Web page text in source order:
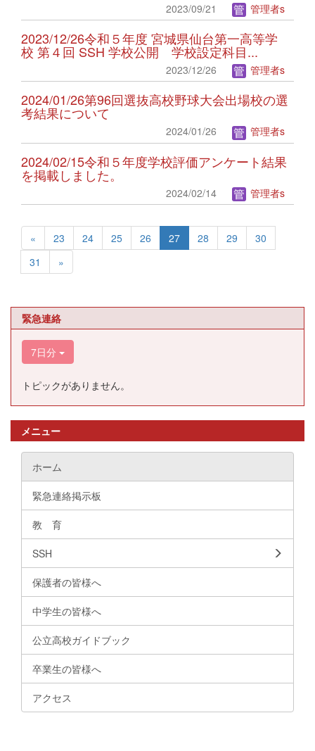
2023/09/21 管理者s
2023/12/26令和５年度 宮城県仙台第一高等学
校 第４回 SSH 学校公開 学校設定科目...
2023/12/26 管理者s
2024/01/26第96回選抜高校野球大会出場校の選
考結果について
2024/01/26 管理者s
2024/02/15令和５年度学校評価アンケート結果
を掲載しました。
2024/02/14 管理者s
« 23 24 25 26 27 28 29
30
31
»
緊急連絡
7日分
トピックがありません。
メニュー
ホーム
緊急連絡掲示板
教 育
SSH
保護者の皆様へ
中学生の皆様へ
公立高校ガイドブック
卒業生の皆様へ
アクセス